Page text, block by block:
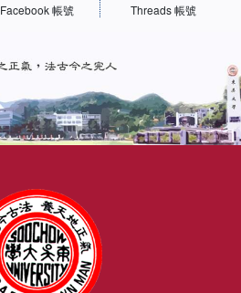
Facebook 帳號
Threads 帳號